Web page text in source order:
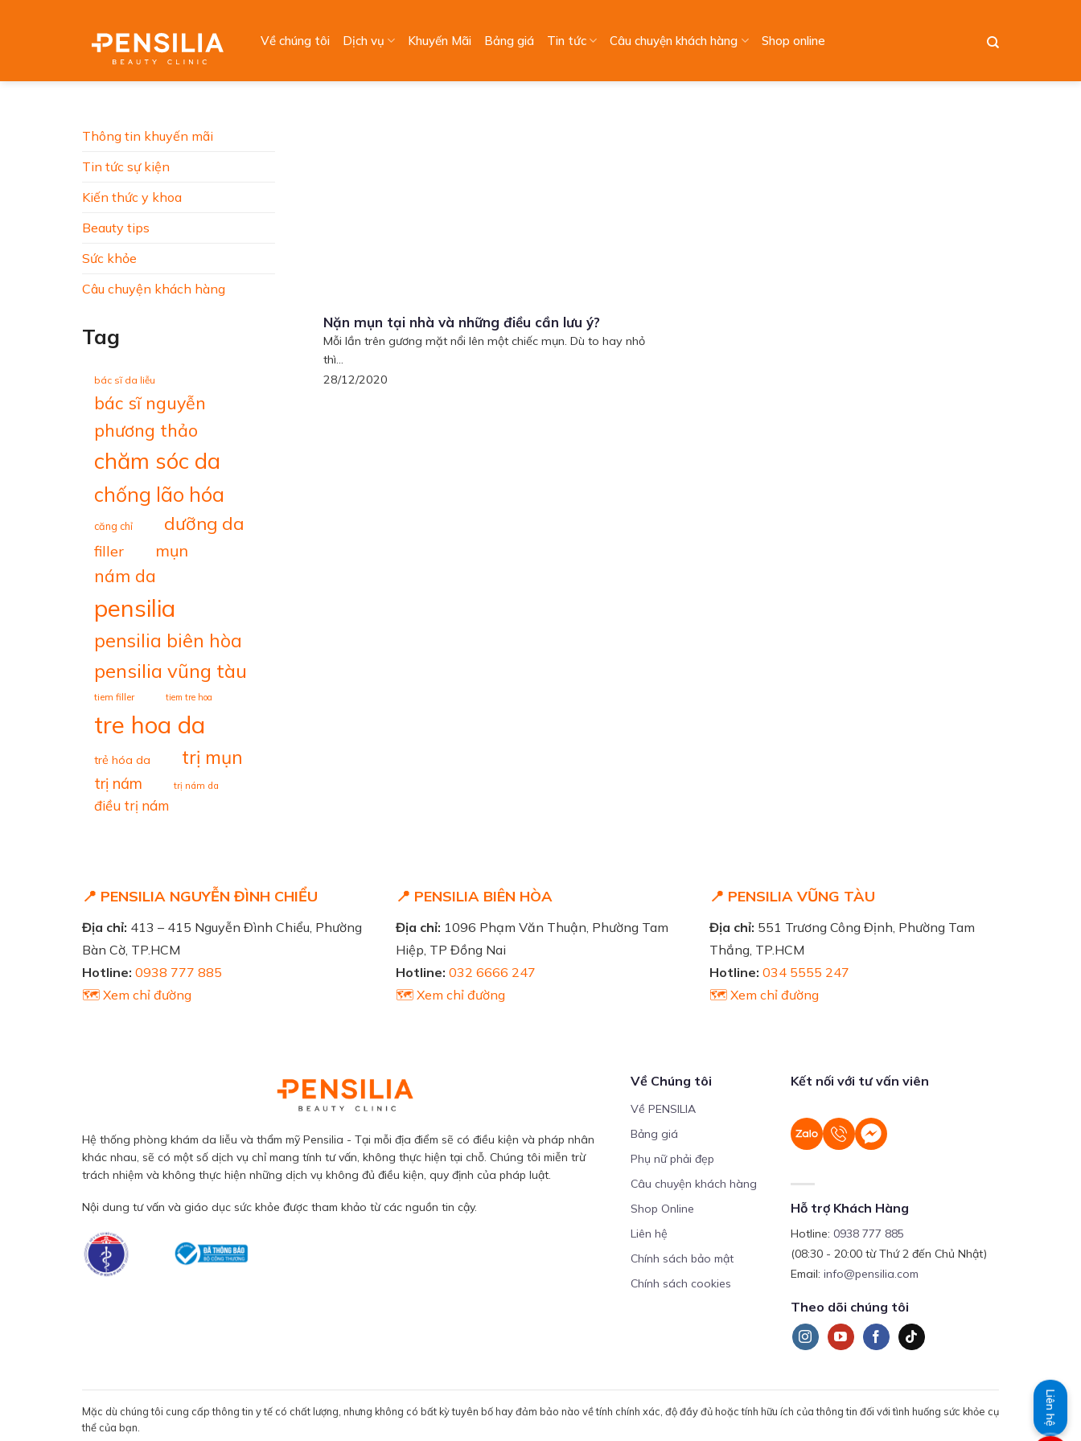
Về chúng tôi Dịch vụ Khuyến Mãi Bảng giá Tin tức Câu chuyện khách hàng Shop online
Thông tin khuyến mãi
Tin tức sự kiện
Kiến thức y khoa
Beauty tips
Sức khỏe
Câu chuyện khách hàng
Tag
bác sĩ da liễu
bác sĩ nguyễn
phương thảo
chăm sóc da
chống lão hóa
căng chỉ dưỡng da
filler mụn
nám da
pensilia
pensilia biên hòa
pensilia vũng tàu
tiem filler tiem tre hoa
tre hoa da
trẻ hóa da trị mụn
trị nám trị nám da
điều trị nám
Nặn mụn tại nhà và những điều cần lưu ý?
Mỗi lần trên gương mặt nổi lên một chiếc mụn. Dù to hay nhỏ
thì...
28/12/2020
📍 PENSILIA NGUYỄN ĐÌNH CHIỂU
Địa chỉ: 413 – 415 Nguyễn Đình Chiểu, Phường
Bàn Cờ, TP.HCM
Hotline: 0938 777 885
🗺️ Xem chỉ đường
📍 PENSILIA BIÊN HÒA
Địa chỉ: 1096 Phạm Văn Thuận, Phường Tam
Hiệp, TP Đồng Nai
Hotline: 032 6666 247
🗺️ Xem chỉ đường
📍 PENSILIA VŨNG TÀU
Địa chỉ: 551 Trương Công Định, Phường Tam
Thắng, TP.HCM
Hotline: 034 5555 247
🗺️ Xem chỉ đường
Hệ thống phòng khám da liễu và thẩm mỹ Pensilia - Tại mỗi địa điểm sẽ có điều kiện và pháp nhân
khác nhau, sẽ có một số dịch vụ chỉ mang tính tư vấn, không thực hiện tại chỗ. Chúng tôi miễn trừ
trách nhiệm và không thực hiện những dịch vụ không đủ điều kiện, quy định của pháp luật.
Nội dung tư vấn và giáo dục sức khỏe được tham khảo từ các nguồn tin cậy.
Về Chúng tôi
Về PENSILIA
Bảng giá
Phụ nữ phải đẹp
Câu chuyện khách hàng
Shop Online
Liên hệ
Chính sách bảo mật
Chính sách cookies
Kết nối với tư vấn viên
Hỗ trợ Khách Hàng
Hotline:0938 777 885
(08:30 - 20:00 từ Thứ 2 đến Chủ Nhật)
Email:info@pensilia.com
Theo dõi chúng tôi
Mặc dù chúng tôi cung cấp thông tin y tế có chất lượng, nhưng không có bất kỳ tuyên bố hay đảm bảo nào về tính chính xác, độ đầy đủ hoặc tính hữu ích của thông tin đối với tình huống sức khỏe cụ
thể của bạn.
Liên hệ